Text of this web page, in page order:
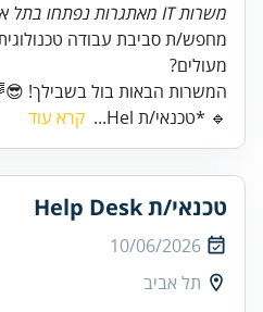
משרות IT מאתגרות נפתחו בתל אביב!
מחפש/ת סביבת עבודה
המשרות הבאות בול בשבילך!
🔹 *טכנאי/ת Hel...
קרא עוד
טכנאי/ת Help Desk
10/06/2026
תל אביב